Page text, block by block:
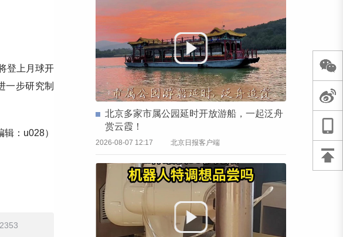
登上月球开
一步研究制
辑：u028）
北京多家市属公园延时开放游船，一起泛舟
赏云霞！
2026-08-07 12:17 北京日报客户端